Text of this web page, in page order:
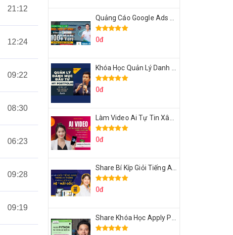
21:12
12:24
09:22
08:30
06:23
09:28
09:19
0đ
0đ
0đ
0đ